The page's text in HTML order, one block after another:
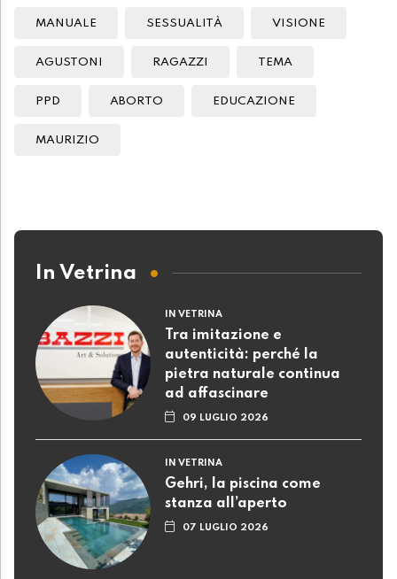
MANUALE SESSUALITÀ VISIONE
AGUSTONI RAGAZZI TEMA
PPD ABORTO EDUCAZIONE
MAURIZIO
In Vetrina
IN VETRINA
Tra imitazione e
autenticità: perché la
pietra naturale continua
ad affascinare
09 LUGLIO 2026
IN VETRINA
Gehri, la piscina come
stanza all’aperto
07 LUGLIO 2026